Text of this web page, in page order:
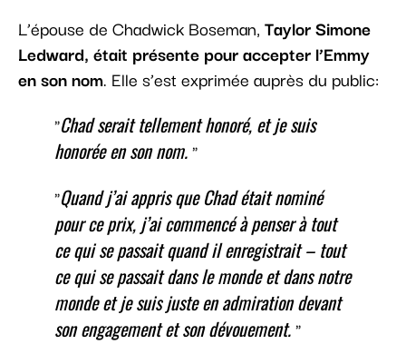
L’épouse de Chadwick Boseman, Taylor Simone
Ledward, était présente pour accepter l’Emmy
en son nom. Elle s’est exprimée auprès du public:
Chad serait tellement honoré, et je suis
honorée en son nom.
Quand j’ai appris que Chad était nominé
pour ce prix, j’ai commencé à penser à tout
ce qui se passait quand il enregistrait – tout
ce qui se passait dans le monde et dans notre
monde et je suis juste en admiration devant
son engagement et son dévouement.